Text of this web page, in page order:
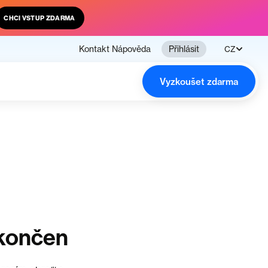
CHCI VSTUP ZDARMA
Kontakt Nápověda Přihlásit CZ
Vyzkoušet zdarma